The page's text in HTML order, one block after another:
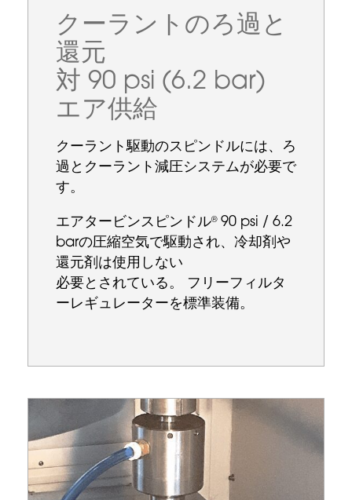
クーラントのろ過と
還元
対 90 psi (6.2 bar)
エア供給
クーラント駆動のスピンドルには、ろ
過とクーラント減圧システムが必要で
す。
エアタービンスピンドル®90 psi / 6.2
barの圧縮空気で駆動され、冷却剤や
還元剤は使用しない
必要とされている。 フリーフィルタ
ーレギュレーターを標準装備。